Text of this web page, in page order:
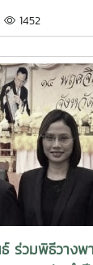
ทยาศาสตร์เทค
คณบ
State
ในโอกาสเดิน
วามร่วมมือทาง
ลากรและนักศึก
ตศึกษา สำนักบ
วมมือทางวิชาก
1452
ร่วมพิธีวาง